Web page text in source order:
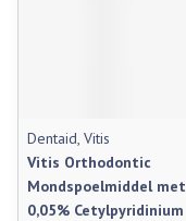
Dentaid, Vitis
Vitis Orthodontic
Mondspoelmiddel met
0,05% Cetylpyridinium